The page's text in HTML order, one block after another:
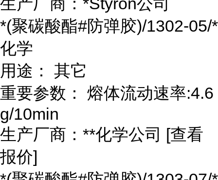
*(聚碳酸酯#防弹胶)/1302-05/*
化学
用途： 其它
重要参数： 熔体流动速率:4.6
g/10min
生产厂商：**化学公司 [查看
报价]